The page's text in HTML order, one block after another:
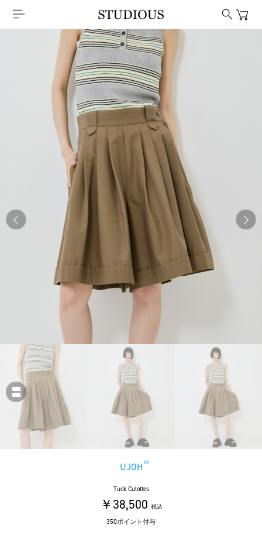
UJOH
Tuck Culottes
￥38,500 税込
350ポイント付与